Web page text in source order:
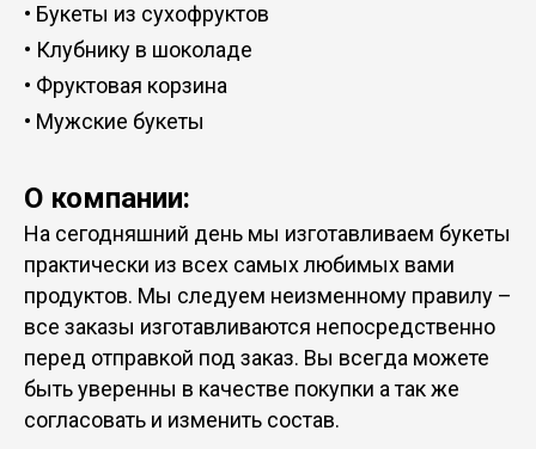
• Букеты из сухофруктов
• Клубнику в шоколаде
• Фруктовая корзина
• Мужские букеты
О компании:
На сегодняшний день мы изготавливаем букеты
практически из всех самых любимых вами
продуктов. Мы следуем неизменному правилу –
все заказы изготавливаются непосредственно
перед отправкой под заказ. Вы всегда можете
быть уверенны в качестве покупки а так же
согласовать и изменить состав.